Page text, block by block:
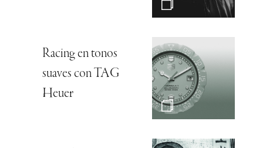
Racing en tonos
suaves con TAG
Heuer